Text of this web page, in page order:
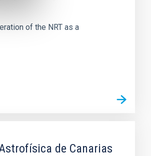
of the NRT as a
de Canarias